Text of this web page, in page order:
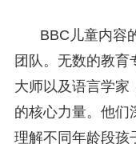
BBC儿童内容
团队。无数的教
大师以及语言学家
的核心力量。他们
理解不同年龄段孩